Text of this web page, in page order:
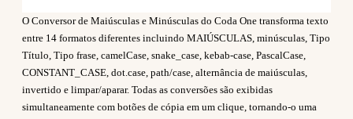
O Conversor de Maiúsculas e Minúsculas do Coda One transforma texto
entre 14 formatos diferentes incluindo MAIÚSCULAS, minúsculas, Tipo
Título, Tipo frase, camelCase, snake_case, kebab-case, PascalCase,
CONSTANT_CASE, dot.case, path/case, alternância de maiúsculas,
invertido e limpar/aparar. Todas as conversões são exibidas
simultaneamente com botões de cópia em um clique, tornando-o uma